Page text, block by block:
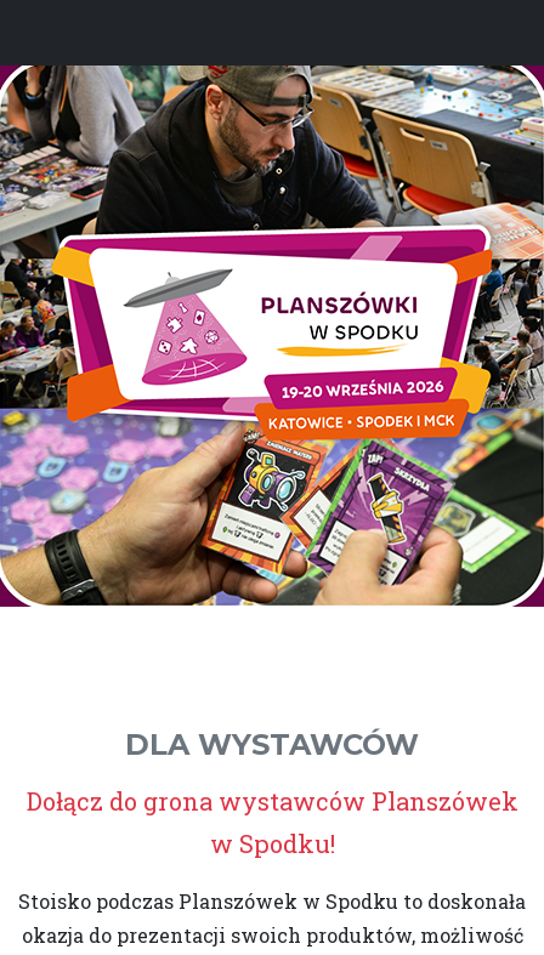
DLA WYSTAWCÓW
Dołącz do grona wystawców Planszówek
w Spodku!
Stoisko podczas Planszówek w Spodku to doskonała
okazja do prezentacji swoich produktów, możliwość